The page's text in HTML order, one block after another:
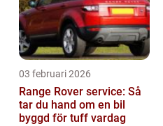
03 februari 2026
Range Rover service: Så
tar du hand om en bil
byggd för tuff vardag